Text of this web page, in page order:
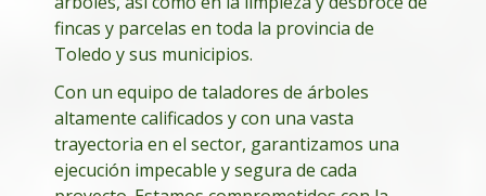
fincas y parcelas en toda la provincia de
Toledo y sus municipios.
Con un equipo de taladores de árboles
altamente calificados y con una vasta
trayectoria en el sector, garantizamos una
ejecución impecable y segura de cada